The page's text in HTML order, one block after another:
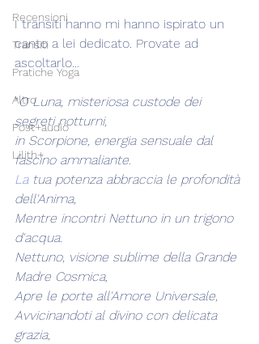
Recensioni
Transiti
Pratiche Yoga
Altro
Post+audio
Lilith+
I transiti hanno mi hanno ispirato un
canto a lei dedicato. Provate ad
ascoltarlo...
“O Luna, misteriosa custode dei
segreti notturni,
in Scorpione, energia sensuale dal
fascino ammaliante.
La tua potenza abbraccia le profondità
dell'Anima,
Mentre incontri Nettuno in un trigono
d'acqua.
Nettuno, visione sublime della Grande
Madre Cosmica,
Apre le porte all'Amore Universale,
Avvicinandoti al divino con delicata
grazia,